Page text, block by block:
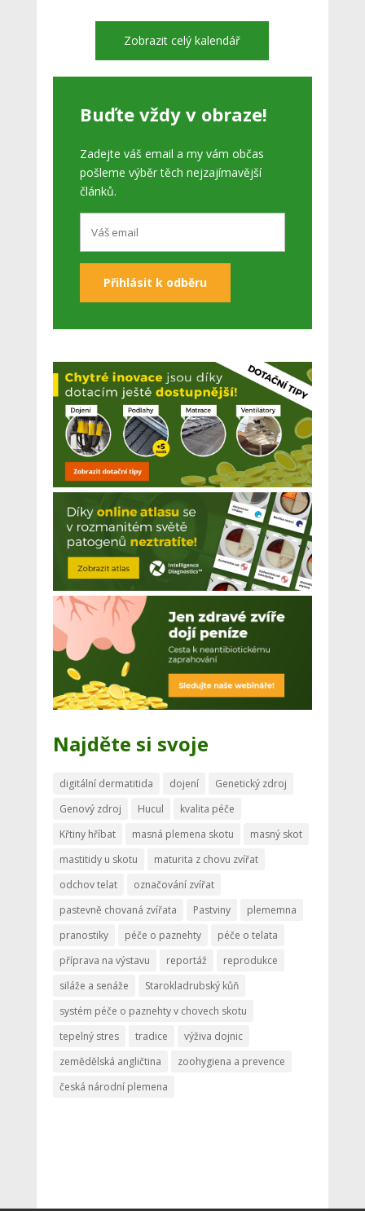
Zobrazit celý kalendář
Buďte vždy v obraze!
Zadejte váš email a my vám občas
pošleme výběr těch nejzajímavější
článků.
Najděte si svoje
digitální dermatitida dojení
Genetický zdroj
Genový zdroj
Hucul
kvalita péče
Křtiny hříbat
masná plemena skotu
masný skot
mastitidy u skotu
maturita z chovu zvířat
odchov telat
označování zvířat
pastevně chovaná zvířata
Pastviny
plememna
pranostiky
péče o paznehty
péče o telata
příprava na výstavu
reportáž
reprodukce
siláže a senáže
Starokladrubský kůň
systém péče o paznehty v chovech skotu
tepelný stres
tradice
výživa dojnic
zemědělská angličtina
zoohygiena a prevence
česká národní plemena